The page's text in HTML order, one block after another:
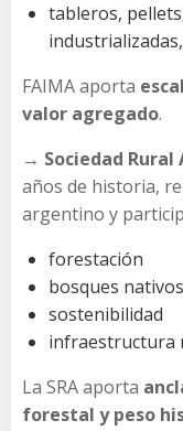
tableros,
FAIMA aporta
valor agregado.
→ Sociedad Rural
años de historia,
argentino y
forestación
bosques nativos
sostenibilidad
infraestructura
La SRA aporta
forestal y peso